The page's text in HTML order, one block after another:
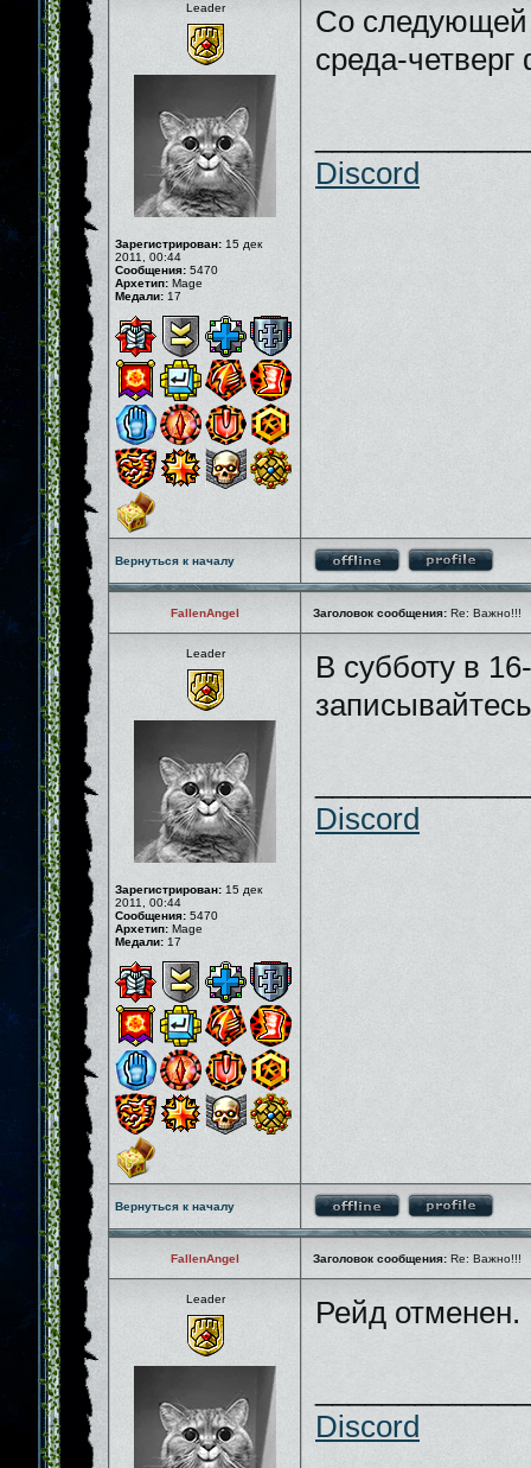
Leader
Зарегистрирован: 15 дек
2011, 00:44
Сообщения: 5470
Архетип: Mage
Медали: 17
Со
среда-
Discord
Вернуться к началу
FallenAngel Заголовок сообщения: Re: Важно!!!
Leader
Зарегистрирован: 15 дек
2011, 00:44
Сообщения: 5470
Архетип: Mage
Медали: 17
В субботу в
Discord
Вернуться к началу
FallenAngel Заголовок сообщения: Re: Важно!!!
Leader Рейд отменен.
Discord